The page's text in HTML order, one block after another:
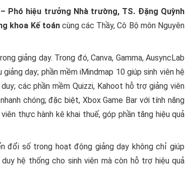
Phó hiệu trưởng Nhà trường, TS. Đặng Quỳnh
khoa Kế toán cùng các Thầy, Cô Bộ môn Nguyên
giảng dạy. Trong đó, Canva, Gamma, AusyncLab
dạy; phần mềm iMindmap 10 giúp sinh viên hệ
các phần mềm Quizzi, Kahoot hỗ trợ giảng viên
chóng; đặc biệt, Xbox Game Bar với tính năng
thực hành kê khai thuế, góp phần tăng hiệu quả
đổi số trong hoạt động giảng dạy không chỉ giúp
hệ thống cho sinh viên mà còn hỗ trợ hiệu quả